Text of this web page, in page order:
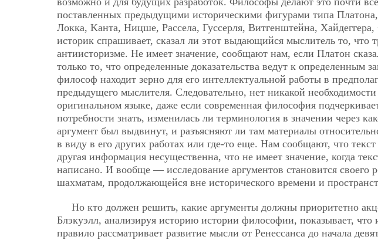
поставленных предыдущими историческими фигурами типа
Локка, Kaнта, Ницше, Рассела, Гуссерля, Витгенштейна,
историк спрашивает, сказал ли этот выдающийся мыслитель то, что
антиисторизме. Не имеет значение, сообщают нам, если Платон
только то, что определенные доказательства ведут к определенным
философ находит зерно для его интеллектуальной работы в
предыдущего мыслителя. Следовательно, нет никакой
оригинальном языке, даже если современная философия
потребности знать, изменилась ли терминология в значении через
аргумент был выдвинут, и разъясняют ли там материалы
в виду в его других работах или где-то еще. Нам сообщают, что
другая информация несущественна, что не имеет значение, когда
написано. И вообще — исследование аргументов становится своего
шахматам, продолжающейся вне исторического времени и
Но кто должен решить, какие аргументы должны приоритетно
Блэкуэлл, анализируя историю истории философии, показывает,
правило рассматривает развитие мысли от Ренессанса до начала